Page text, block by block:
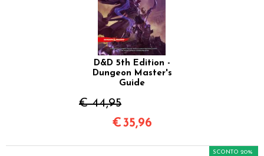
D&D 5th Edition -
Dungeon Master's
Guide
€ 44,95
€35,96
SCONTO 20%